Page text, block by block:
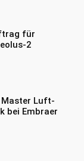
für
2
Luft-
bei Embraer